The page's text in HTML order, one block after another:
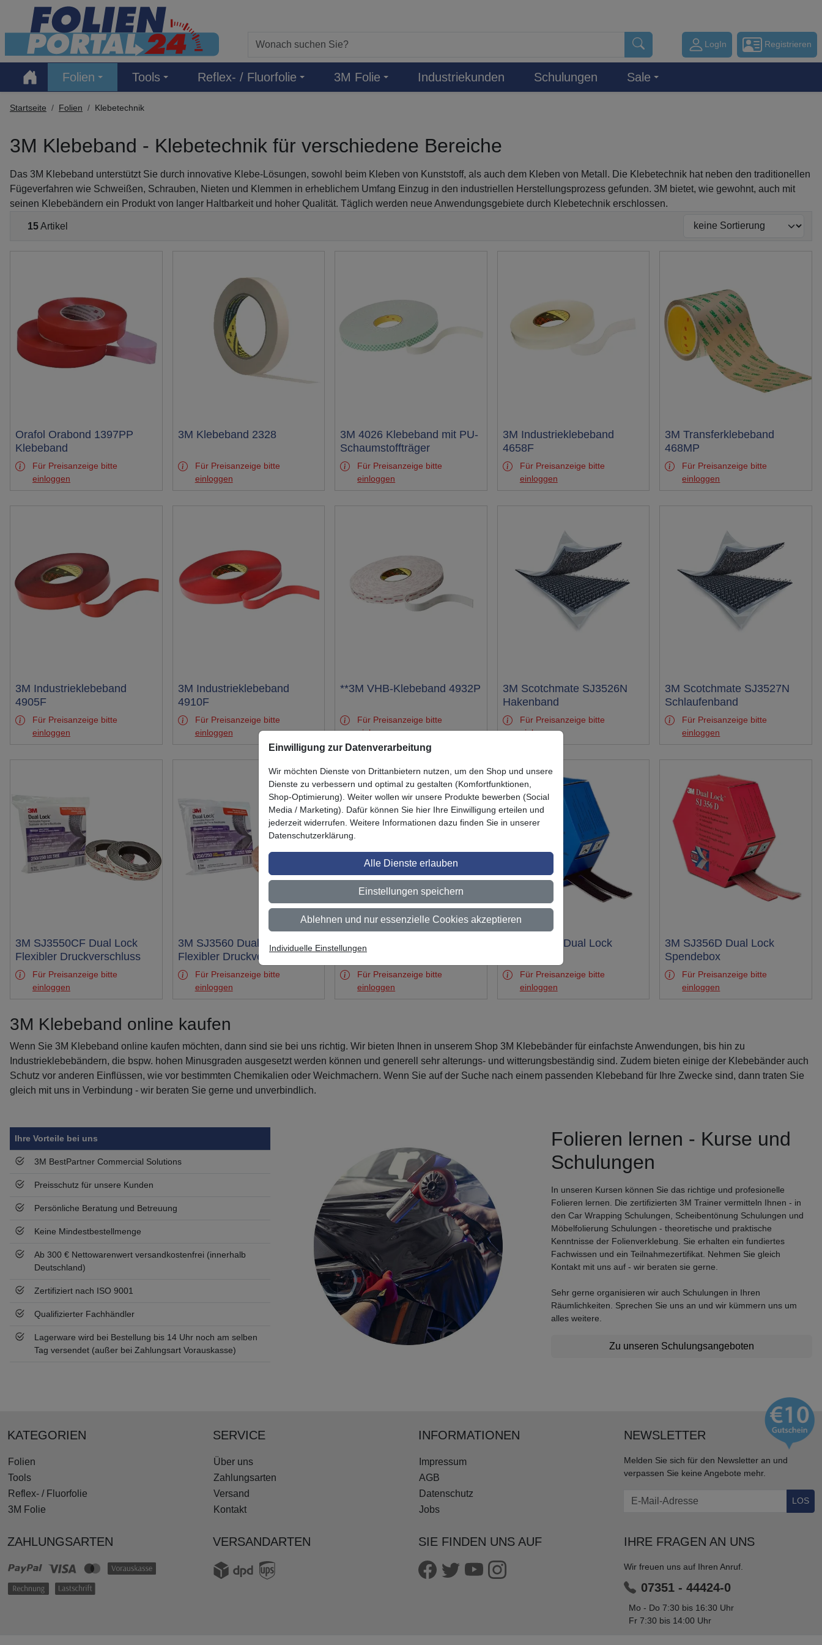
Hauptregion der Seite anspringen
LogIn Registrieren
Folien Tools Reflex- / Fluorfolie 3M Folie Industriekunden Schulungen Sale
Startseite Folien Klebetechnik
3M Klebeband - Klebetechnik für verschiedene Bereiche
Das 3M Klebeband unterstützt Sie durch innovative Klebe-Lösungen, sowohl beim Kleben von Kunststoff, als auch dem Kleben von Metall. Die Klebetechnik hat neben den traditionellen
Fügeverfahren wie Schweißen, Schrauben, Nieten und Klemmen in erheblichem Umfang Einzug in den industriellen Herstellungsprozess gefunden. 3M bietet, wie gewohnt, auch mit
seinen Klebebändern ein Produkt von langer Haltbarkeit und hoher Qualität. Täglich werden neue Anwendungsgebiete durch Klebetechnik erschlossen.
15Artikel
Test
Orafol Orabond 1397PP
Klebeband
Für Preisanzeige bitte
einloggen
Test
3M Klebeband 2328
Für Preisanzeige bitte
einloggen
Test
3M 4026 Klebeband mit PU-
Schaumstoffträger
Für Preisanzeige bitte
einloggen
Test
3M Industrieklebeband
4658F
Für Preisanzeige bitte
einloggen
Test
3M Transferklebeband
468MP
Für Preisanzeige bitte
einloggen
Test
3M Industrieklebeband
4905F
Für Preisanzeige bitte
einloggen
Test
3M Industrieklebeband
4910F
Für Preisanzeige bitte
einloggen
Test
**3M VHB-Klebeband 4932P
Für Preisanzeige bitte
einloggen
Test
3M Scotchmate SJ3526N
Hakenband
Für Preisanzeige bitte
einloggen
Test
3M Scotchmate SJ3527N
Schlaufenband
Für Preisanzeige bitte
einloggen
Test
3M SJ3550CF Dual Lock
Flexibler Druckverschluss
Für Preisanzeige bitte
einloggen
Test
3M SJ3560 Dual Lock
Flexibler Druckverschluss
Für Preisanzeige bitte
einloggen
Test
3M SJ352D Haken und
Schlaufenband Spendebox
Für Preisanzeige bitte
einloggen
3M SJ355D Dual Lock
Für Preisanzeige bitte
einloggen
Test
3M SJ356D Dual Lock
Spendebox
Für Preisanzeige bitte
einloggen
3M Klebeband online kaufen
Wenn Sie 3M Klebeband online kaufen möchten, dann sind sie bei uns richtig. Wir bieten Ihnen in unserem Shop 3M Klebebänder für einfachste Anwendungen, bis hin zu
Industrieklebebändern, die bspw. hohen Minusgraden ausgesetzt werden können und generell sehr alterungs- und witterungsbeständig sind. Zudem bieten einige der Klebebänder auch
Schutz vor anderen Einflüssen, wie vor bestimmten Chemikalien oder Weichmachern. Wenn Sie auf der Suche nach einem passenden Klebeband für Ihre Zwecke sind, dann traten Sie
gleich mit uns in Verbindung - wir beraten Sie gerne und unverbindlich.
Ihre Vorteile bei uns
3M BestPartner Commercial Solutions
Preisschutz für unsere Kunden
Persönliche Beratung und Betreuung
Keine Mindestbestellmenge
Ab 300 € Nettowarenwert versandkostenfrei (innerhalb
Deutschland)
Zertifiziert nach ISO 9001
Qualifizierter Fachhändler
Lagerware wird bei Bestellung bis 14 Uhr noch am selben
Tag versendet (außer bei Zahlungsart Vorauskasse)
Folieren lernen - Kurse und
Schulungen
In unseren Kursen können Sie das richtige und profesionelle
Folieren lernen. Die zertifizierten 3M Trainer vermitteln Ihnen - in
den Car Wrapping Schulungen, Scheibentönung Schulungen und
Möbelfolierung Schulungen - theoretische und praktische
Kenntnisse der Folienverklebung. Sie erhalten ein fundiertes
Fachwissen und ein Teilnahmezertifikat. Nehmen Sie gleich
Kontakt mit uns auf - wir beraten sie gerne.
Sehr gerne organisieren wir auch Schulungen in Ihren
Räumlichkeiten. Sprechen Sie uns an und wir kümmern uns um
alles weitere.
Zu unseren Schulungsangeboten
KATEGORIEN
Folien
Tools
Reflex- / Fluorfolie
3M Folie
SERVICE
Über uns
Zahlungsarten
Versand
Kontakt
INFORMATIONEN
Impressum
AGB
Datenschutz
Jobs
NEWSLETTER
Melden Sie sich für den Newsletter an und
verpassen Sie keine Angebote mehr.
LOS
ZAHLUNGSARTEN VERSANDARTEN SIE FINDEN UNS AUF IHRE FRAGEN AN UNS
Wir freuen uns auf Ihren Anruf.
07351 - 44424-0
Mo - Do 7:30 bis 16:30 Uhr
Fr 7:30 bis 14:00 Uhr
Einwilligung zur Datenverarbeitung
Wir möchten Dienste von Drittanbietern nutzen, um den Shop und unsere
Dienste zu verbessern und optimal zu gestalten (Komfortfunktionen,
Shop-Optimierung). Weiter wollen wir unsere Produkte bewerben (Social
Media / Marketing). Dafür können Sie hier Ihre Einwilligung erteilen und
jederzeit widerrufen. Weitere Informationen dazu finden Sie in unserer
Datenschutzerklärung.
Alle Dienste erlauben
Einstellungen speichern
Ablehnen und nur essenzielle Cookies akzeptieren
Individuelle Einstellungen